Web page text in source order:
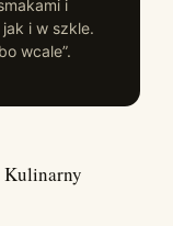
i
i w szkle.
wcale”.
Kulinarny